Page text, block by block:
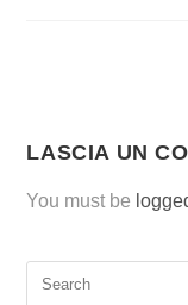
LASCIA UN
You must be